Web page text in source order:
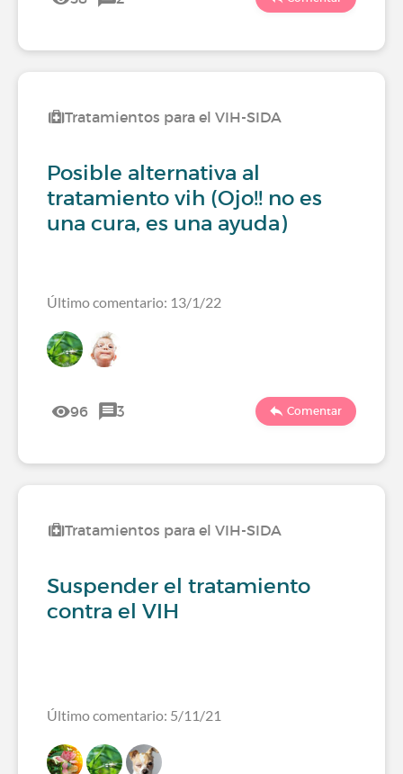
Tratamientos para el VIH-SIDA
Posible alternativa al
tratamiento vih (Ojo!! no es
una cura, es una ayuda)
Último comentario: 13/1/22
96 3 Comentar
Tratamientos para el VIH-SIDA
Suspender el tratamiento
contra el VIH
Último comentario: 5/11/21